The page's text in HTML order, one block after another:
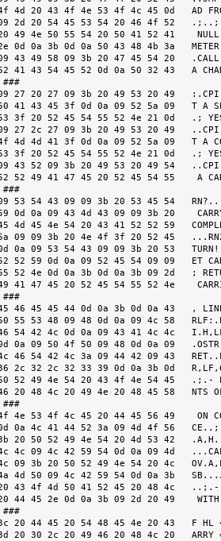
52 49 4e 54 20 43 4f 4e 54 45   .;.- PRINT CONTE
70: 4e 54 53 20 4f 46 20 48 4c 20 49 4e 20 48 45 58   NTS OF HL IN HEX
### Disk Sector 124 ###
00: 20 4f 4e 20 43 4f 4e 53 4f 4c 45 20 44 45 56 49    ON CONSOLE DEVI
10: 43 45 0d 0a 3b 0d 0a 4c 41 44 52 3a 09 4d 4f 56   CE..;..LADR:.MOV
20: 09 41 2c 48 09 3b 20 50 52 49 4e 54 20 4d 53 42   .A,H.; PRINT MSB
30: 0d 0a 09 43 41 4c 4c 09 4c 42 59 54 0d 0a 09 4d   ...CALL.LBYT...M
40: 4f 56 09 41 2c 4c 09 3b 20 50 52 49 4e 54 20 4c   OV.A,L.; PRINT L
50: 53 42 0d 0a 09 4a 4d 50 09 4c 42 59 54 0d 0a 3b   SB...JMP.LBYT..;
60: 0d 0a 3b 09 2d 20 43 4f 4d 50 41 52 45 20 48 4c   ..;.- COMPARE HL
70: 20 57 49 54 48 20 44 45 2e 0d 0a 3b 09 2d 20 49    WITH DE...;.- I
### Disk Sector 125 ###
00: 46 20 48 4c 20 3c 20 44 45 20 54 48 45 4e 20 43   F HL < DE THEN C
10: 41 52 52 59 20 3d 20 30 2c 20 49 46 20 48 4c 20   ARRY = 0, IF HL
20: 3d 20 44 45 20 54 48 45 4e 0d 0a 3b 09 2d 20 43   = DE THEN..;.- C
30: 41 52 52 59 20 3d 20 30 2c 20 49 46 20 48 4c 20   ARRY = 0, IF HL
40: 3e 20 44 45 20 54 48 45 4e 20 43 41 52 52 59 20   > DE THEN CARRY
50: 3d 20 31 2e 0d 0a 3b 0d 0a 48 49 4c 4f 3a 09 49   = 1...;..HILO:.I
60: 4e 58 09 48 09 3b 20 42 55 4d 50 20 48 4c 0d 0a   NX.H.; BUMP HL..
70: 09 4d 4f 56 09 41 2c 48 09 3b 20 54 45 53 54 20   .MOV.A,H.; TEST
### Disk Sector 126 ###
00: 46 4f 52 20 48 4c 20 3d 20 30 0d 0a 09 4f 52 41   FOR HL = 0...ORA
10: 09 4c 0d 0a 09 53 54 43 0d 0a 09 52 5a 0d 0a 09   .L...STC...RZ...
20: 4a 4d 50 09 43 4d 50 44 48 0d 0a 3b 0d 0a 3b 09   JMP.CMPDH..;..;.
30: 2d 20 45 52 52 4f 52 20 45 58 49 54 2e 0d 0a 3b   - ERROR EXIT...;
40: 0d 0a 45 52 52 4f 52 3a 09 4c 58 49 09 48 2c 43   ..ERROR:.LXI.H,C
50: 52 54 42 4c 2d 33 0d 0a 09 4a 4d 50 09 53 54 41   RTBL-3...JMP.STA
60: 52 54 2b 33 0d 0a 3b 0d 0a 3b 09 43 49 20 2d 20   RT+3..;..;.CI -
70: 54 48 45 20 43 48 41 52 41 43 54 45 52 20 49 4e   THE CHARACTER IN
### Disk Sector 127 ###
00: 50 55 54 20 52 4f 55 54 49 4e 45 20 47 45 54 53   PUT ROUTINE GETS
10: 20 41 20 43 48 41 52 41 43 54 45 52 0d 0a 3b 09    A CHARACTER..;.
20: 09 46 52 4f 4d 20 54 48 45 20 54 45 4d 50 4f 52   .FROM THE TEMPOR
30: 41 52 59 20 53 54 4f 52 41 47 45 20 4c 4f 43 41   ARY STORAGE LOCA
40: 54 49 4f 4e 20 27 43 48 41 52 49 4e 27 2c 0d 0a   TION 'CHARIN',..
50: 3b 09 09 43 4c 45 41 52 53 20 54 48 45 20 4b 45   ;..CLEARS THE KE
60: 59 42 4f 41 52 44 20 52 45 41 44 59 20 46 4c 41   YBOARD READY FLA
70: 47 20 41 4e 44 20 52 45 54 55 52 4e 53 20 0d 0a   G AND RETURNS ..
### Disk Sector 128 ###
00: 3b 09 09 57 49 54 48 20 54 48 45 20 43 48 41 52   ;..WITH THE CHAR
10: 41 43 54 45 52 20 49 4e 20 41 2e 20 20 49 46 20   ACTER IN A.  IF
20: 54 48 45 52 45 20 49 53 20 4e 4f 20 0d 0a 3b 09   THERE IS NO ..;.
30: 09 43 48 41 52 41 43 54 45 52 20 49 4e 20 27 43   .CHARACTER IN 'C
40: 48 41 52 49 4e 27 2c 20 54 48 45 4e 20 27 43 49   HARIN', THEN 'CI
50: 27 20 57 49 4c 4c 20 48 41 4e 47 0d 0a 3b 09 09   ' WILL HANG..;..
60: 41 4e 44 20 57 41 49 54 20 46 4f 52 20 41 20 43   AND WAIT FOR A C
70: 48 41 52 41 43 54 45 52 2e 0d 0a 3b 0d 0a 43 49   HARACTER...;..CI
### Disk Sector 129 ###
00: 3a 09 45 49 09 09 3b 20 45 4e 41 42 4c 45 20 49   :.EI..; ENABLE I
10: 4e 54 45 52 52 55 50 54 53 0d 0a 09 4c 44 41 09   NTERRUPTS...LDA.
20: 43 48 41 52 49 4e 09 3b 20 47 45 54 20 43 48 41   CHARIN.; GET CHA
30: 52 41 43 54 45 52 0d 0a 09 43 50 49 09 30 09 3b   RACTER...CPI.0.;
40: 20 48 41 56 45 20 41 20 43 48 41 52 41 43 54 45    HAVE A CHARACTE
50: 52 3f 0d 0a 09 4a 5a 09 43 49 09 3b 20 49 46 20   R?...JZ.CI.; IF
60: 4e 4f 54 2c 20 48 41 4e 47 20 46 4f 52 20 43 48   NOT, HANG FOR CH
70: 41 52 41 43 54 45 52 0d 0a 09 50 55 53 48 09 50   ARACTER...PUSH.P
### Disk Sector 130 ###
00: 53 57 09 3b 20 53 41 56 45 20 43 48 41 52 41 43   SW.; SAVE CHARAC
10: 54 45 52 0d 0a 09 58 52 41 09 41 0d 0a 09 53 54   TER...XRA.A...ST
20: 41 09 4b 42 52 44 59 09 3b 20 43 4c 45 41 52 20   A.KBRDY.; CLEAR
30: 4b 45 59 42 4f 41 52 44 20 52 45 41 44 59 20 46   KEYBOARD READY F
40: 4c 41 47 0d 0a 09 53 54 41 09 43 48 41 52 49 4e   LAG...STA.CHARIN
50: 09 3b 20 43 4c 45 41 52 20 54 45 4d 50 4f 52 41   .; CLEAR TEMPORA
60: 52 59 20 53 54 4f 52 41 47 45 20 46 4f 52 20 4e   RY STORAGE FOR N
70: 45 58 54 20 43 48 41 52 0d 0a 09 50 4f 50 09 50   EXT CHAR...POP.P
### Disk Sector 131 ###
00: 53 57 09 3b 20 52 45 53 54 4f 52 45 20 43 48 41   SW.; RESTORE CHA
10: 52 41 43 54 45 52 0d 0a 09 52 45 54 09 09 3b 20   RACTER...RET..;
20: 45 43 48 4f 20 43 48 41 52 41 43 54 45 52 20 46   ECHO CHARACTER F
30: 52 4f 4d 20 4d 41 49 4e 20 52 4f 55 54 49 4e 45   ROM MAIN ROUTINE
40: 0d 0a 3b 0d 0a 3b 09 2d 20 52 45 53 54 41 52 54   ..;..;.- RESTART
50: 20 31 20 43 4f 44 45 2e 0d 0a 3b 09 2d 20 28 50    1 CODE...;.- (P
60: 52 4f 47 52 41 4d 4d 45 44 20 42 52 45 41 4b 50   ROGRAMMED BREAKP
70: 4f 49 4e 54 29 2e 0d 0a 3b 0d 0a 52 45 53 54 41   OINT)...;..RESTA
### Disk Sector 132 ###
00: 52 54 3a 44 49 09 09 3b 20 44 49 53 41 42 4c 45   RT:DI..; DISABLE
10: 20 49 4e 54 45 52 52 55 50 54 53 0d 0a 09 53 48    INTERRUPTS...SH
20: 4c 44 09 54 48 4c 09 3b 20 53 41 56 45 20 48 26   LD.THL.; SAVE H&
30: 4c 0d 0a 09 50 4f 50 09 48 09 3b 20 47 45 54 20   L...POP.H.; GET
40: 50 43 20 56 41 4c 55 45 0d 0a 09 44 43 58 09 48   PC VALUE...DCX.H
50: 09 3b 20 41 53 53 55 4d 45 20 42 52 45 41 4b 50   .; ASSUME BREAKP
60: 4f 49 4e 54 0d 0a 09 53 48 4c 44 09 54 50 43 09   OINT...SHLD.TPC.
70: 3b 20 53 41 56 45 20 50 43 0d 0a 09 50 55 53 48   ; SAVE PC...PUSH
### Disk Sector 133 ###
00: 09 50 53 57 09 3b 20 47 45 54 20 50 53 57 20 2e   .PSW.; GET PSW .
10: 2e 2e 0d 0a 09 50 4f 50 09 48 09 3b 20 2e 2e 2e   .....POP.H.; ...
20: 20 49 4e 54 4f 20 48 26 4c 0d 0a 09 53 48 4c 44    INTO H&L...SHLD
30: 20 09 54 41 50 09 3b 20 53 41 56 45 20 50 53 57    .TAP.; SAVE PSW
40: 0d 0a 09 4c 58 49 09 48 2c 30 0d 0a 09 44 41 44   ...LXI.H,0...DAD
50: 09 53 50 09 3b 20 48 4c 3d 53 50 0d 0a 09 4c 58   .SP.; HL=SP...LX
60: 49 09 53 50 2c 54 48 4c 09 3b 20 50 4f 49 4e 54   I.SP,THL.; POINT
70: 20 54 4f 20 53 54 4f 52 41 47 45 20 41 52 45 41    TO STORAGE AREA
### Disk Sector 134 ###
00: 0d 0a 09 50 55 53 48 09 48 09 3b 20 53 41 56 45   ...PUSH.H.; SAVE
10: 20 53 50 20 56 41 4c 55 45 0d 0a 09 50 55 53 48    SP VALUE...PUSH
20: 09 44 09 3b 20 53 41 56 45 20 44 26 45 0d 0a 09   .D.; SAVE D&E...
30: 50 55 53 48 09 42 09 3b 20 53 41 56 45 20 42 26   PUSH.B.; SAVE B&
40: 43 0d 0a 09 53 50 48 4c 09 09 3b 20 52 45 53 45   C...SPHL..; RESE
50: 54 20 53 50 0d 0a 09 4c 48 4c 44 09 54 50 43 09   T SP...LHLD.TPC.
60: 3b 20 47 45 54 20 50 43 20 56 41 4c 55 45 0d 0a   ; GET PC VALUE..
70: 09 58 43 48 47 09 09 3b 20 4d 4f 56 45 20 54 4f   .XCHG..; MOVE TO
### Disk Sector 135 ###
00: 20 44 26 45 0d 0a 09 4c 58 49 09 48 2c 54 31 41    D&E...LXI.H,T1A
10: 09 3b 20 50 4f 49 4e 54 20 54 4f 20 42 52 45 41   .; POINT TO BREA
20: 4b 50 4f 49 4e 54 20 41 52 45 41 0d 0a 09 4d 4f   KPOINT AREA...MO
30: 56 09 41 2c 4d 09 3b 20 54 45 53 54 20 49 46 20   V.A,M.; TEST IF
40: 54 48 49 53 20 49 53 0d 0a 09 53 55 42 09 45 09   THIS IS...SUB.E.
50: 3b 20 4f 52 20 43 4f 4e 53 4f 4c 45 20 52 45 0d   ; OR CONSOLE RE.
60: 0a 09 49 4e 58 09 48 0d 0a 09 4a 4e 5a 09 52 53   ..INX.H...JNZ.RS
70: 54 31 0d 0a 09 4d 4f 56 09 41 2c 4d 0d 0a 09 53   T1...MOV.A,M...S
### Disk Sector 136 ###
00: 55 42 09 44 0d 0a 09 4a 5a 09 52 53 54 33 0d 0a   UB.D...JZ.RST3..
10: 52 53 54 31 3a 09 49 4e 58 09 48 0d 0a 09 49 4e   RST1:.INX.H...IN
20: 58 09 48 0d 0a 09 4d 4f 56 09 41 2c 4d 0d 0a 09   X.H...MOV.A,M...
30: 53 55 42 09 45 0d 0a 09 4a 4e 5a 09 52 53 54 32   SUB.E...JNZ.RST2
40: 0d 0a 09 49 4e 58 09 48 0d 0a 09 4d 4f 56 09 41   ...INX.H...MOV.A
50: 2c 4d 0d 0a 09 53 55 42 09 44 0d 0a 09 4a 5a 09